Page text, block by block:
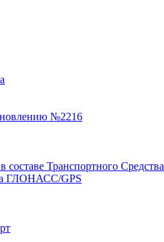
№2216
Транспортного Средства
ГЛОНАСС/GPS